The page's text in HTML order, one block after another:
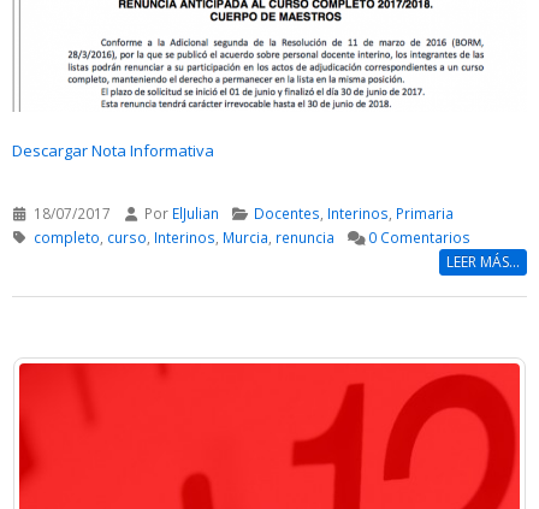
Descargar Nota Informativa
18/07/2017 Por ElJulian Docentes Interinos Primaria
completo curso Interinos Murcia renuncia 0 Comentarios
LEER MÁS...